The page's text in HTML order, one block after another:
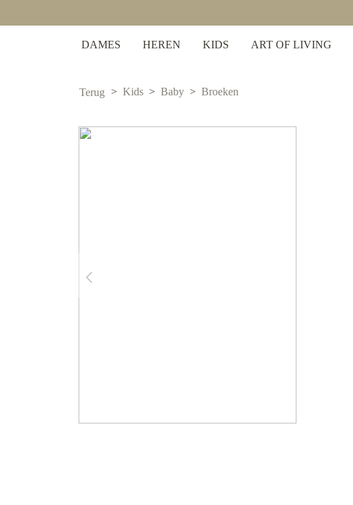
DAMES HEREN KIDS ART OF LIVING
Terug Kids Baby Broeken